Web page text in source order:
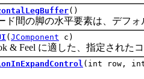
()
の脚の水平要素は、デフォ
( JComponent c)
に適した、指定されたコ
(int row, int